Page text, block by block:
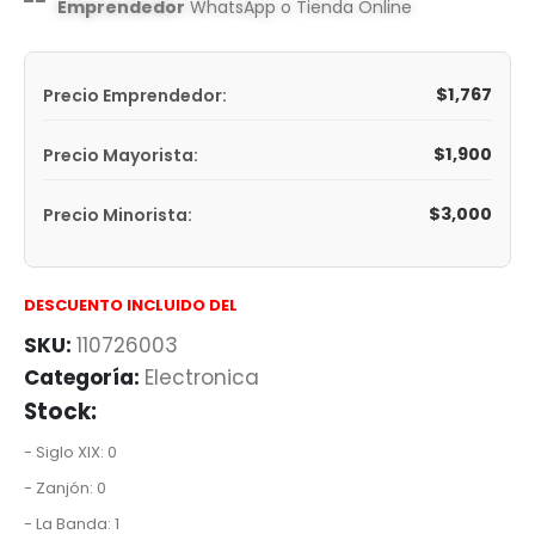
Emprendedor WhatsApp o Tienda Online
Precio Emprendedor: $1,767
Precio Mayorista: $1,900
Precio Minorista: $3,000
DESCUENTO INCLUIDO DEL
SKU: 110726003
Categoría: Electronica
Stock:
- Siglo XIX: 0
- Zanjón: 0
- La Banda: 1